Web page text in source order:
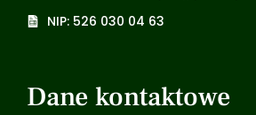
NIP: 526 030 04 63
Dane kontaktowe